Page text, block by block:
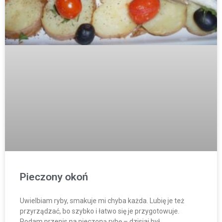
Pieczony okoń
Uwielbiam ryby, smakuje mi chyba każda. Lubię je też
przyrządzać, bo szybko i łatwo się je przygotowuje.